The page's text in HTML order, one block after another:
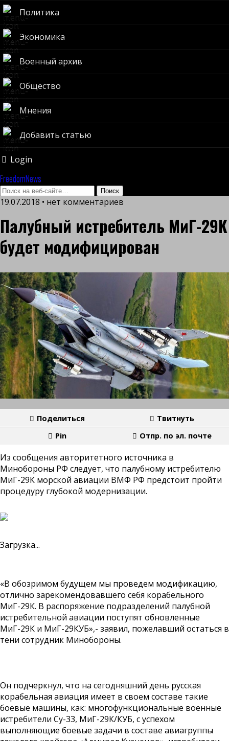
Политика
Экономика
Военный архив
Общество
Мнения
Добавить статью
Login
FreedomNews
19.07.2018 • нет комментариев
Палубный истребитель МиГ-29К
будет модифицирован
Поделиться
Твитнуть
Pin
Отпр. по эл. почте
Из сообщения авторитетного источника в
Минобороны РФ следует, что палубному истребителю
МиГ-29К морской авиации ВМФ РФ предстоит пройти
процедуру глубокой модернизации.
Загрузка...
«В обозримом будущем мы проведем модификацию,
отлично зарекомендовавшего себя корабельного
МиГ-29К. В распоряжение подразделений палубной
истребительной авиации поступят обновленные
МиГ-29К и МиГ-29КУБ»,- заявил, пожелавший остаться в
тени сотрудник Минобороны.
Он подчеркнул, что на сегодняшний день русская
корабельная авиация имеет в своем составе такие
боевые машины, как: многофункциональные военные
истребители Су-33, МиГ-29К/КУБ, с успехом
выполняющие боевые задачи в составе авиагруппы